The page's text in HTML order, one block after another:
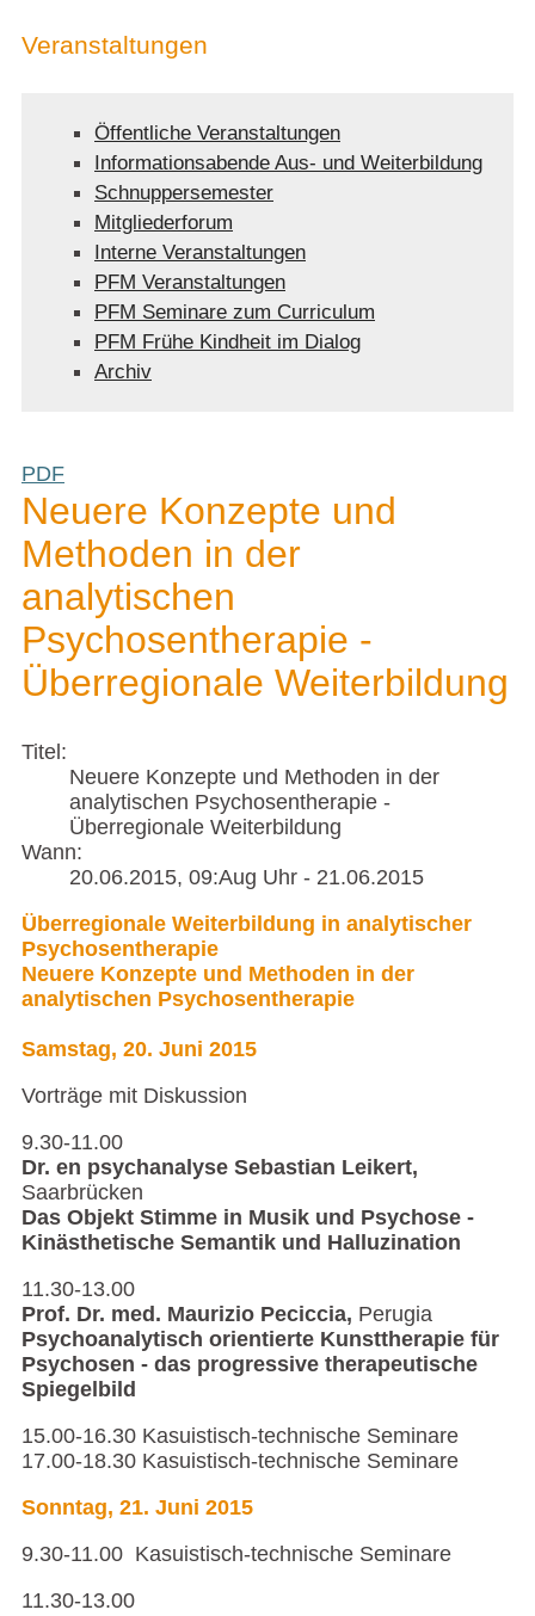
Veranstaltungen
Öffentliche Veranstaltungen
Informationsabende Aus- und Weiterbildung
Schnuppersemester
Mitgliederforum
Interne Veranstaltungen
PFM Veranstaltungen
PFM Seminare zum Curriculum
PFM Frühe Kindheit im Dialog
Archiv
PDF
Neuere Konzepte und
Methoden in der
analytischen
Psychosentherapie -
Überregionale Weiterbildung
Titel:
Neuere Konzepte und Methoden in der
analytischen Psychosentherapie -
Überregionale Weiterbildung
Wann:
20.06.2015, 09:Aug Uhr - 21.06.2015
Überregionale Weiterbildung in analytischer
Psychosentherapie
Neuere Konzepte und Methoden in der
analytischen Psychosentherapie
Samstag, 20. Juni 2015
Vorträge mit Diskussion
9.30-11.00
Dr. en psychanalyse Sebastian Leikert,
Saarbrücken
Das Objekt Stimme in Musik und Psychose -
Kinästhetische Semantik und Halluzination
11.30-13.00
Prof. Dr. med. Maurizio Peciccia, Perugia
Psychoanalytisch orientierte Kunsttherapie für
Psychosen - das progressive therapeutische
Spiegelbild
15.00-16.30 Kasuistisch-technische Seminare
17.00-18.30 Kasuistisch-technische Seminare
Sonntag, 21. Juni 2015
9.30-11.00 Kasuistisch-technische Seminare
11.30-13.00